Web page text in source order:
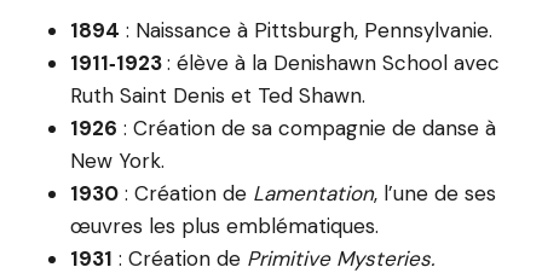
1894 : Naissance à Pittsburgh, Pennsylvanie.
1911‑1923: élève à la Denishawn School avec
Ruth Saint Denis et Ted Shawn.
1926 : Création de sa compagnie de danse à
New York.
1930 : Création de Lamentation, l’une de ses
œuvres les plus emblématiques.
1931 : Création de Primitive Mysteries.